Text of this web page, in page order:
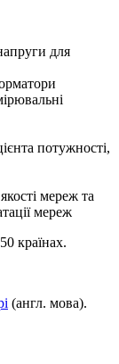
для
потужності,
мереж та
мереж
країнах.
(англ. мова).